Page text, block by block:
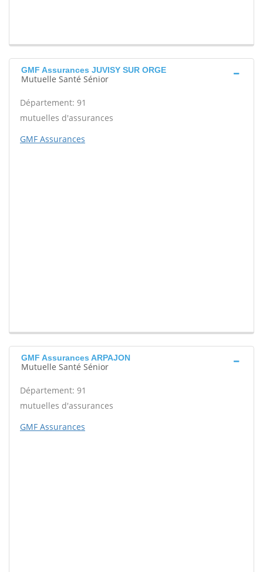
GMF Assurances JUVISY SUR ORGE
Mutuelle Santé Sénior
Département: 91
mutuelles d'assurances
GMF Assurances
GMF Assurances ARPAJON
Mutuelle Santé Sénior
Département: 91
mutuelles d'assurances
GMF Assurances